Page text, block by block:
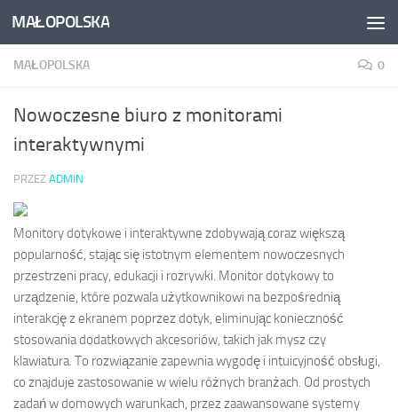
Skip to content
MAŁOPOLSKA
MAŁOPOLSKA 0
Nowoczesne biuro z monitorami
interaktywnymi
PRZEZ ADMIN
Monitory dotykowe i interaktywne zdobywają coraz większą
popularność, stając się istotnym elementem nowoczesnych
przestrzeni pracy, edukacji i rozrywki. Monitor dotykowy to
urządzenie, które pozwala użytkownikowi na bezpośrednią
interakcję z ekranem poprzez dotyk, eliminując konieczność
stosowania dodatkowych akcesoriów, takich jak mysz czy
klawiatura. To rozwiązanie zapewnia wygodę i intuicyjność obsługi,
co znajduje zastosowanie w wielu różnych branżach. Od prostych
zadań w domowych warunkach, przez zaawansowane systemy